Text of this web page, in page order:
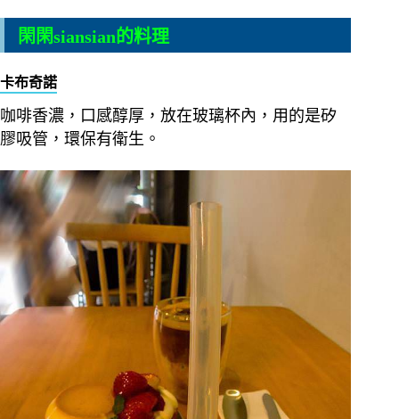
閑閑siansian的料理
卡布奇諾
咖啡香濃，口感醇厚，放在玻璃杯內，用的是矽
膠吸管，環保有衛生。